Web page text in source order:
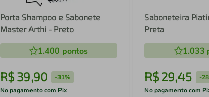
Porta Shampoo e Sabonete
Master Arthi - Preto
1.400 pontos
R$ 39,90 -31%
No pagamento com Pix
Saboneteira
Preta
1.033
R$29,45 -
No pagamento com